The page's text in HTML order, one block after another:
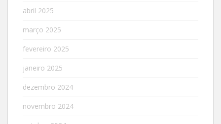
abril 2025
março 2025
fevereiro 2025
janeiro 2025
dezembro 2024
novembro 2024